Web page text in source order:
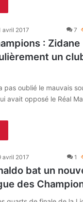
avril 2017 7
: Zidane
un
pas oublié le mauvais
avait opposé le Réal
avril 2017 1
bat un
des